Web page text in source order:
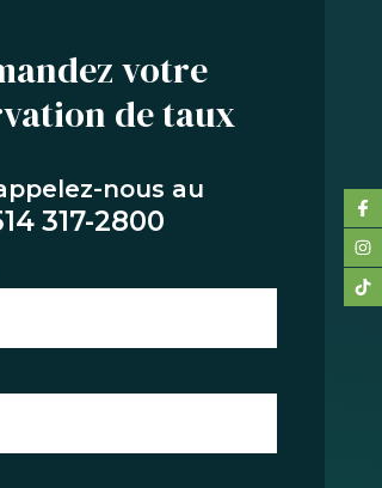
ACHAT
REFINANCEMENT
PRÉ-AUTORISATION
votre
de taux
nous au
317-2800